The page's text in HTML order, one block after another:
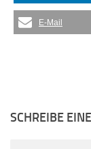
E-Mail
SCHREIBE